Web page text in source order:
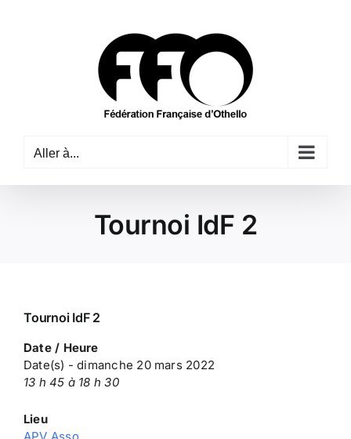
Aller à...
Tournoi IdF 2
Tournoi IdF 2
Date / Heure
Date(s) - dimanche 20 mars 2022
13 h 45 à 18 h 30
Lieu
APV Asso